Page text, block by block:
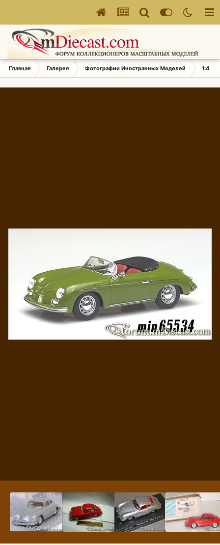
Главная Галерея Фотографии Иностранных Моделей 1:43